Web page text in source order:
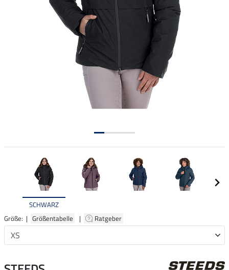
SCHWARZ
Größe: | Größentabelle | Ratgeber